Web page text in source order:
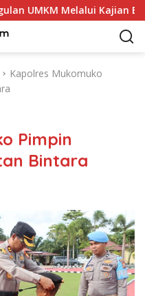
UMKM Melalui Kajian Bank
Kapolres Mukomuko
Pimpin
Bintara